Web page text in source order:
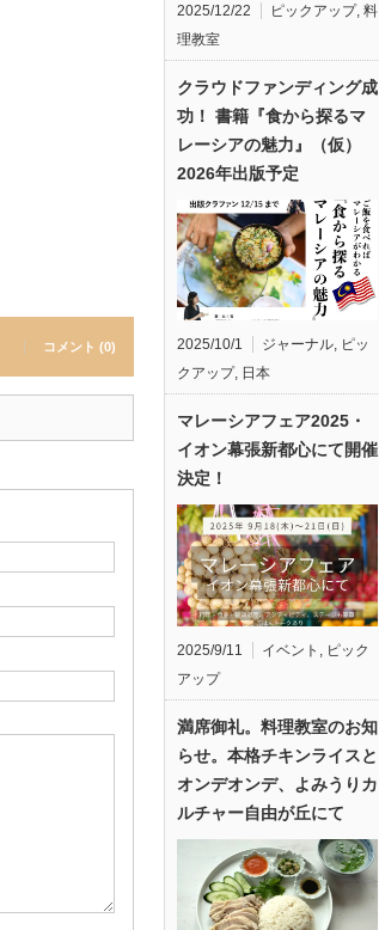
コメント (0)
2025/12/22 ピックアップ, 料
理教室
クラウドファンディング成
功！ 書籍『食から探るマ
レーシアの魅力』（仮）
2026年出版予定
2025/10/1 ジャーナル, ピッ
クアップ, 日本
マレーシアフェア2025・
イオン幕張新都心にて開催
決定！
2025/9/11 イベント , ピック
アップ
満席御礼。料理教室のお知
らせ。本格チキンライスと
オンデオンデ、よみうりカ
ルチャー自由が丘にて